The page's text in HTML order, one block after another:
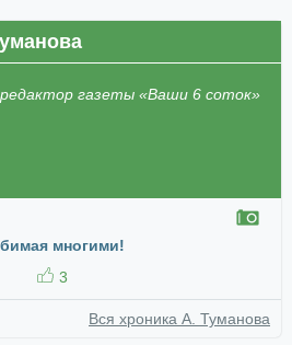
газеты «Ваши 6 соток»
многими!
3
Вся хроника А. Туманова